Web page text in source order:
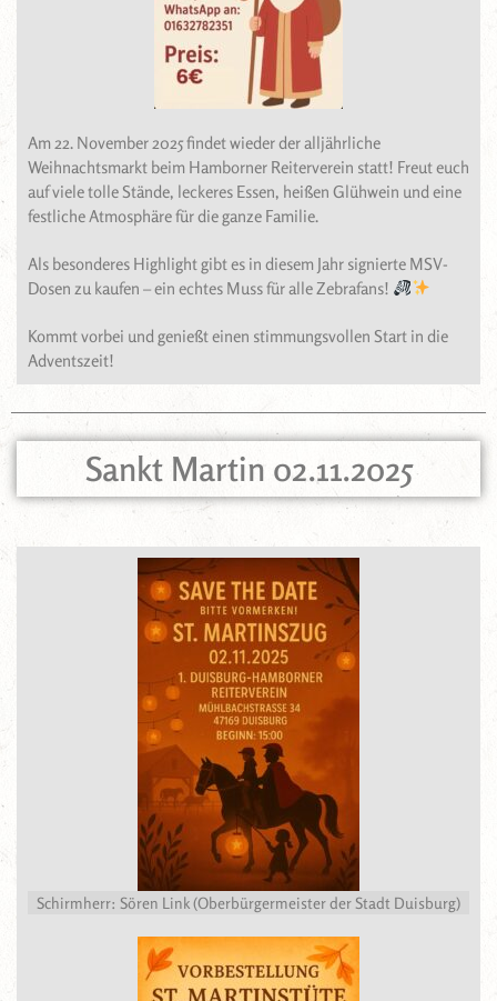
Am 22. November 2025 findet wieder der alljährliche
Weihnachtsmarkt beim Hamborner Reiterverein statt! Freut euch
auf viele tolle Stände, leckeres Essen, heißen Glühwein und eine
festliche Atmosphäre für die ganze Familie.
Als besonderes Highlight gibt es in diesem Jahr signierte MSV-
Dosen zu kaufen – ein echtes Muss für alle Zebrafans!
Kommt vorbei und genießt einen stimmungsvollen Start in die
Adventszeit!
Sankt Martin 02.11.2025
Schirmherr: Sören Link (Oberbürgermeister der Stadt Duisburg)